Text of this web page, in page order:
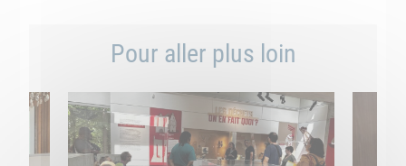
Pour aller plus loin